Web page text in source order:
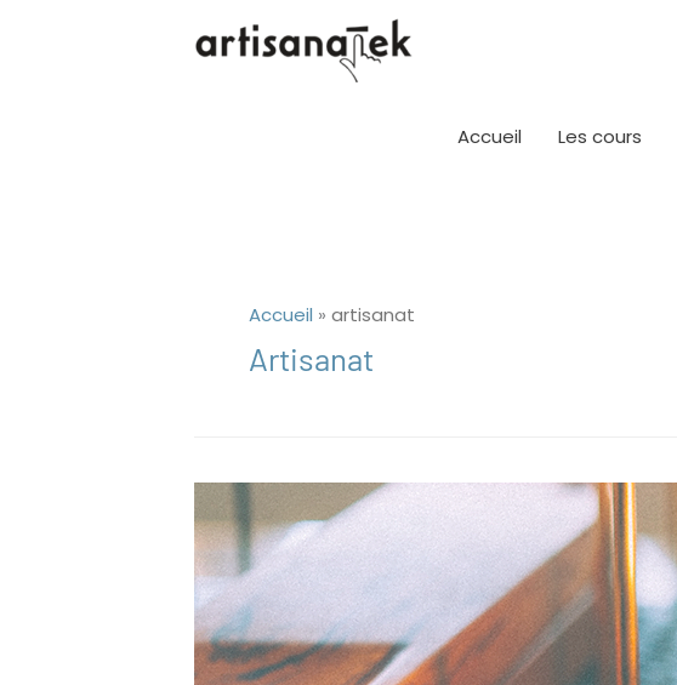
Accueil Les cours
Accueil » artisanat
Artisanat
3
critères
pour
choisir
un
cours